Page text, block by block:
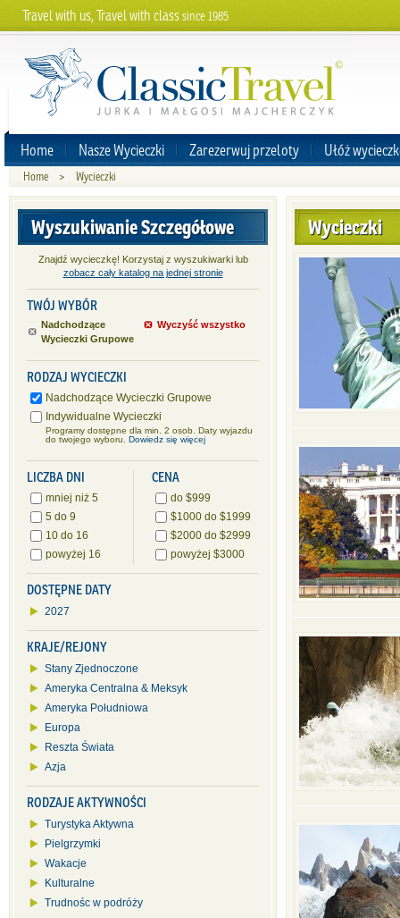
Travel with us, Travel with classsince 1985
Home Nasze Wycieczki Zarezerwuj przeloty Ułóż
Home > Wycieczki
Wycieczki
Wyszukiwanie Szczegółowe
Znajdź wycieczkę! Korzystaj z wyszukiwarki lub
zobacz cały katalog na jednej stronie
TWÓJ WYBÓR
Nadchodzące
Wycieczki Grupowe
Wyczyść wszystko
RODZAJ WYCIECZKI
Nadchodzące Wycieczki Grupowe
Indywidualne Wycieczki
Programy dostępne dla min. 2 osob. Daty wyjazdu
do twojego wyboru. Dowiedz się więcej
LICZBA DNI
mniej niż 5
5 do 9
10 do 16
powyżej 16
CENA
do $999
$1000 do $1999
$2000 do $2999
powyżej $3000
DOSTĘPNE DATY
2027
KRAJE/REJONY
Stany Zjednoczone
Ameryka Centralna & Meksyk
Ameryka Południowa
Europa
Reszta Świata
Azja
RODZAJE AKTYWNOŚCI
Turystyka Aktywna
Pielgrzymki
Wakacje
Kulturalne
Trudnośc w podróży